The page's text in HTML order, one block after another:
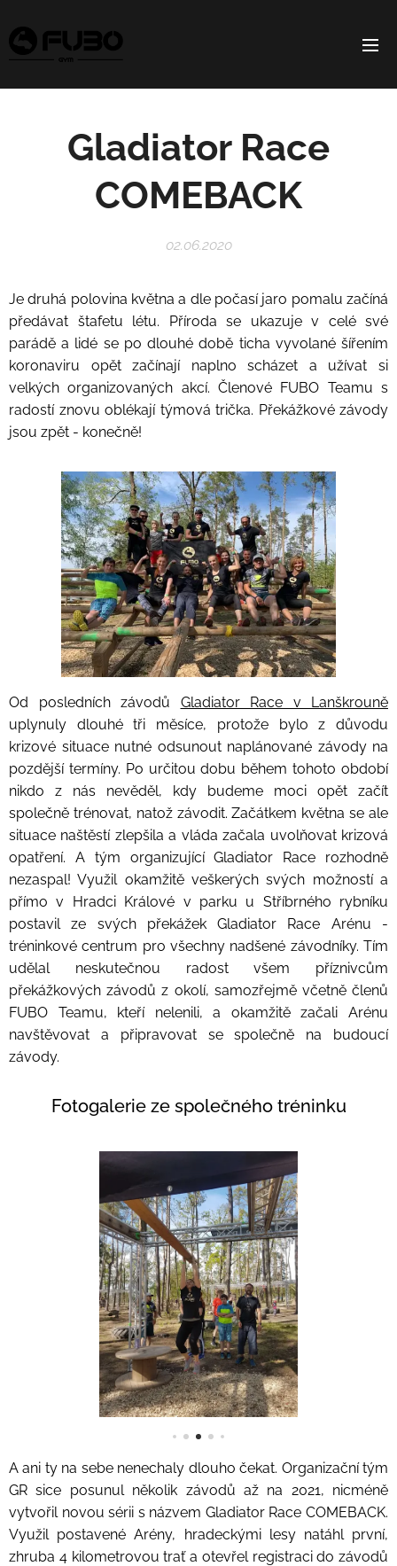
Gladiator Race
COMEBACK
02.06.2020
Je druhá polovina května a dle počasí jaro pomalu začíná
předávat štafetu létu. Příroda se ukazuje v celé své
parádě a lidé se po dlouhé době ticha vyvolané šířením
koronaviru opět začínají naplno scházet a užívat si
velkých organizovaných akcí. Členové FUBO Teamu s
radostí znovu oblékají týmová trička. Překážkové závody
jsou zpět - konečně!
Od posledních závodů Gladiator Race v Lanškrouně
uplynuly dlouhé tři měsíce, protože bylo z důvodu
krizové situace nutné odsunout naplánované závody na
pozdější termíny. Po určitou dobu během tohoto období
nikdo z nás nevěděl, kdy budeme moci opět začít
společně trénovat, natož závodit. Začátkem května se ale
situace naštěstí zlepšila a vláda začala uvolňovat krizová
opatření. A tým organizující Gladiator Race rozhodně
nezaspal! Využil okamžitě veškerých svých možností a
přímo v Hradci Králové v parku u Stříbrného rybníku
postavil ze svých překážek Gladiator Race Arénu -
tréninkové centrum pro všechny nadšené závodníky. Tím
udělal neskutečnou radost všem příznivcům
překážkových závodů z okolí, samozřejmě včetně členů
FUBO Teamu, kteří nelenili, a okamžitě začali Arénu
navštěvovat a připravovat se společně na budoucí
závody.
Fotogalerie ze společného tréninku
A ani ty na sebe nenechaly dlouho čekat. Organizační tým
GR sice posunul několik závodů až na 2021, nicméně
vytvořil novou sérii s názvem Gladiator Race COMEBACK.
Využil postavené Arény, hradeckými lesy natáhl první,
zhruba 4 kilometrovou trať a otevřel registraci do závodů